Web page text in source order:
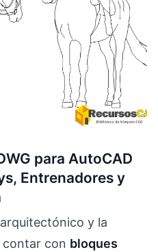
para AutoCAD
Entrenadores y
y la
contar con bloques